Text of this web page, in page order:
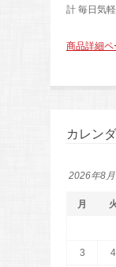
計 毎日気
商品詳細ペ
カレン
2026年8月
月
3 4